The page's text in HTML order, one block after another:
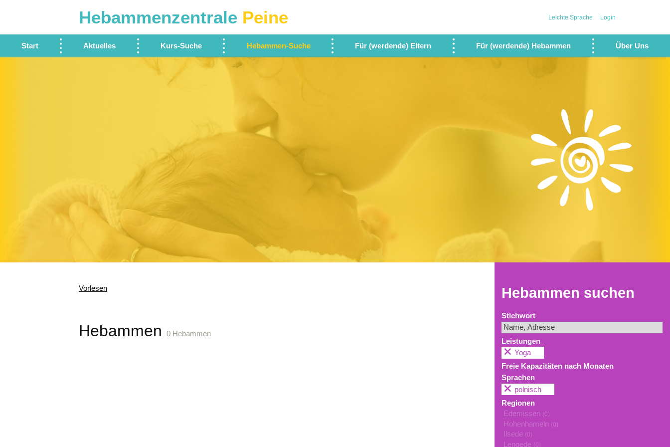
Hebammenzentrale Peine
Start Aktuelles Kurs-Suche Hebammen-Suche Für (werdende) Eltern Für (werdende) Hebammen Über Uns
Leichte Sprache Login
Hebammen suchen
Stichwort
Leistungen
Yoga
Freie Kapazitäten nach Monaten
Sprachen
polnisch
Regionen
Edemissen (0)
Hohenhameln (0)
Ilsede (0)
Lengede (0)
Vorlesen
Hebammen0 Hebammen